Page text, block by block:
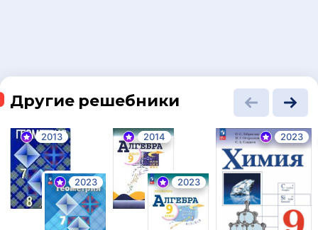
Другие решебники
2013
2023
2014
2023
2023